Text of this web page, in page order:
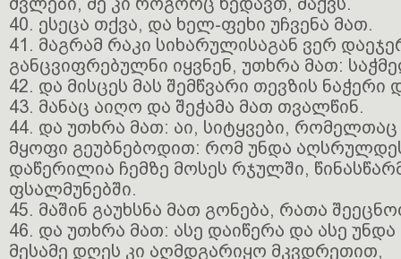
40. ესეცა თქვა, და ხელ-ფეხი უჩვენა მათ.
41. მაგრამ რაკი სიხარულისაგან ვერ
განცვიფრებულნი იყვნენ, უთხრა მათ:
42. და მისცეს მას შემწვარი თევზის
43. მანაც აიღო და შეჭამა მათ თვალწინ.
44. და უთხრა მათ: აი, სიტყვები,
მყოფი გეუბნებოდით: რომ უნდა
დაწერილია ჩემზე მოსეს რჯულში,
ფსალმუნებში.
45. მაშინ გაუხსნა მათ გონება, რათა
46. და უთხრა მათ: ასე დაიწერა და ასე
მესამე დღეს კი აღმდგარიყო მკვდრეთით,